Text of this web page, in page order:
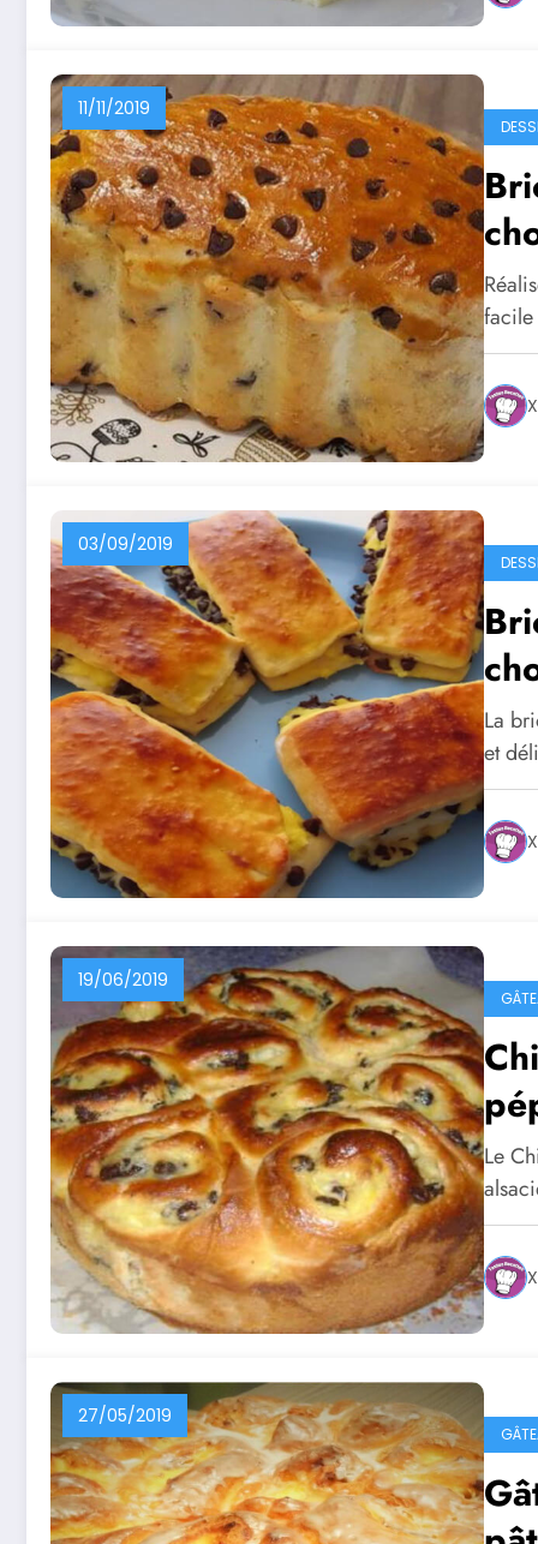
11/11/2019
facile
03/09/2019
La
et
19/06/2019
Le
27/05/2019